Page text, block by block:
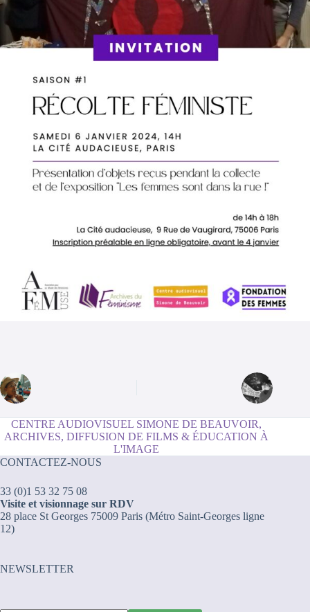
CENTRE AUDIOVISUEL SIMONE DE BEAUVOIR,
ARCHIVES, DIFFUSION DE FILMS & ÉDUCATION À
L'IMAGE
CONTACTEZ-NOUS
33 (0)1 53 32 75 08
Visite et visionnage sur RDV
28 place St Georges 75009 Paris (Métro Saint-Georges ligne
12)
NEWSLETTER